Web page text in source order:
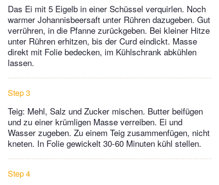
Das Ei mit 5 Eigelb in einer Schüssel verquirlen. Noch
warmer Johannisbeersaft unter Rühren dazugeben. Gut
verrühren, in die Pfanne zurückgeben. Bei kleiner Hitze
unter Rühren erhitzen, bis der Curd eindickt. Masse
direkt mit Folie bedecken, im Kühlschrank abkühlen
lassen.
Step 3
Teig: Mehl, Salz und Zucker mischen. Butter beifügen
und zu einer krümligen Masse verreiben. Ei und
Wasser zugeben. Zu einem Teig zusammenfügen, nicht
kneten. In Folie gewickelt 30-60 Minuten kühl stellen.
Step 4